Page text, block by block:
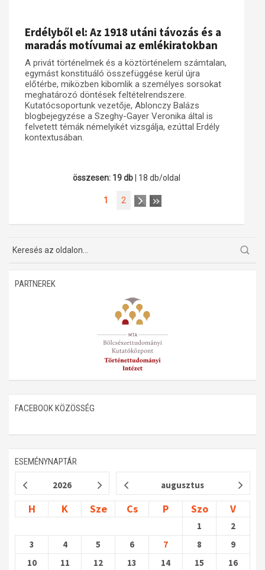
Erdélyből el: Az 1918 utáni távozás és a
maradás motívumai az emlékiratokban
A privát történelmek és a köztörténelem számtalan,
egymást konstituáló összefüggése kerül újra
előtérbe, miközben kibomlik a személyes sorsokat
meghatározó döntések feltételrendszere.
Kutatócsoportunk vezetője, Ablonczy Balázs
blogbejegyzése a Szeghy-Gayer Veronika által is
felvetett témák némelyikét vizsgálja, ezúttal Erdély
kontextusában.
összesen: 19 db | 18 db/oldal
1 2
PARTNEREK
FACEBOOK KÖZÖSSÉG
ESEMÉNYNAPTÁR
2026 augusztus
H K Sze Cs P Szo V
1
2
3
4 5 6 7 8
9
10
11 12 13 14 15 16